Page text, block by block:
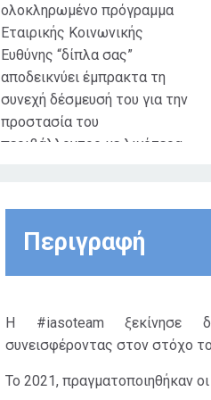
ολοκληρωμένο πρόγραμμα
Εταιρικής Κοινωνικής
Ευθύνης “δίπλα σας”
αποδεικνύει έμπρακτα τη
συνεχή δέσμευσή του για την
προστασία του
περιβάλλοντος με λιγότερα
είναι το χτίσιμο μιας σχέσης
την ευρύτερη κοινωνία για
την ευαισθητοποίηση,
ενημέρωση και εκπαίδευση
του κοινού για τα
Περιγραφή
H #iasoteam ξεκίνησε
συνεισφέροντας στον στόχο
Το 2021, πραγματοποιηθήκαν